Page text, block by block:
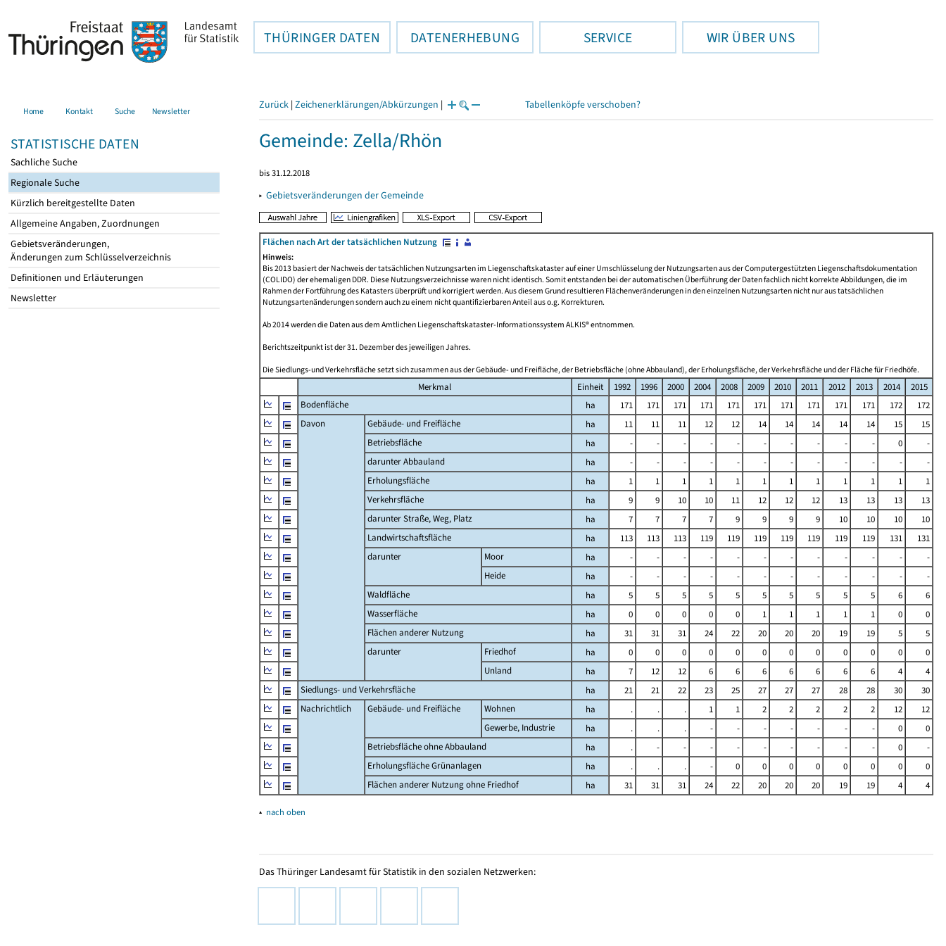
THÜRINGER DATEN DATENERHEBUNG SERVICE WIR ÜBER UNS
Home Kontakt Suche Newsletter
STATISTISCHE DATEN
Sachliche Suche
Regionale Suche
Kürzlich bereitgestellte Daten
Allgemeine Angaben, Zuordnungen
Gebietsveränderungen,
Änderungen zum Schlüsselverzeichnis
Definitionen und Erläuterungen
Newsletter
Zurück | Zeichenerklärungen/Abkürzungen | Tabellenköpfe verschoben?
Gemeinde: Zella/Rhön
bis 31.12.2018
▸ Gebietsveränderungen der Gemeinde
Flächen nach Art der tatsächlichen Nutzung
Hinweis:
Bis 2013 basiert der Nachweis der tatsächlichen Nutzungsarten im Liegenschaftskataster auf einer Umschlüsselung der Nutzungsarten aus der Computergestützten Liegenschaftsdokumentation
(COLIDO) der ehemaligen DDR. Diese Nutzungsverzeichnisse waren nicht identisch. Somit entstanden bei der automatischen Überführung der Daten fachlich nicht korrekte Abbildungen, die im
Rahmen der Fortführung des Katasters überprüft und korrigiert werden. Aus diesem Grund resultieren Flächenveränderungen in den einzelnen Nutzungsarten nicht nur aus tatsächlichen
Nutzungsartenänderungen sondern auch zu einem nicht quantifizierbaren Anteil aus o.g. Korrekturen.
Ab 2014 werden die Daten aus dem Amtlichen Liegenschaftskataster-Informationssystem ALKIS® entnommen.
Berichtszeitpunkt ist der 31. Dezember des jeweiligen Jahres.
Die Siedlungs-und Verkehrsfläche setzt sich zusammen aus der Gebäude- und Freifläche, der Betriebsfläche (ohne Abbauland), der Erholungsfläche, der Verkehrsfläche und der Fläche für Friedhöfe.
Merkmal Einheit 1992 1996 2000 2004 2008 2009 2010 2011 2012 2013 2014
2015
Bodenfläche
ha 171 171 171 171 171 171 171 171 171 171 172
172
Davon
Gebäude- und Freifläche ha 11 11 11 12 12 14 14 14 14 14 15
15
Betriebsfläche
ha - - - - - - - - - - 0
-
darunter Abbauland
ha - - - - - - - - - - -
-
Erholungsfläche
ha 1 1 1 1 1 1 1 1 1 1 1
1
Verkehrsfläche
ha 9 9 10 10 11 12 12 12 13 13 13
13
darunter Straße, Weg, Platz
ha 7 7 7 7 9 9 9 9 10 10 10
10
Landwirtschaftsfläche
ha 113 113 113 119 119 119 119 119 119 119 131
131
darunter
Moor ha - - - - - - - - - - -
-
Heide
ha - - - - - - - - - - -
-
Waldfläche
ha 5 5 5 5 5 5 5 5 5 5 6
6
Wasserfläche
ha 0 0 0 0 0 1 1 1 1 1 0
0
Flächen anderer Nutzung
ha 31 31 31 24 22 20 20 20 19 19 5
5
darunter
Friedhof ha 0 0 0 0 0 0 0 0 0 0 0
0
Unland
ha 7 12 12 6 6 6 6 6 6 6 4
4
Siedlungs- und Verkehrsfläche
ha 21 21 22 23 25 27 27 27 28 28 30
30
Nachrichtlich
Gebäude- und Freifläche Wohnen ha . . . 1 1 2 2 2 2 2 12
12
Gewerbe, Industrie
ha . . . - - - - - - - 0
0
Betriebsfläche ohne Abbauland
ha . - - - - - - - - - 0
-
Erholungsfläche Grünanlagen
ha . . . - 0 0 0 0 0 0 0
0
Flächen anderer Nutzung ohne Friedhof
ha 31 31 31 24 22 20 20 20 19 19 4 4
▴ nach oben
Das Thüringer Landesamt für Statistik in den sozialen Netzwerken: